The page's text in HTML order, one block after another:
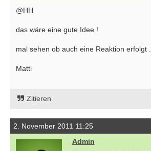
@HH
das wäre eine gute Idee !
mal sehen ob auch eine Reaktion erfolgt
Matti
Zitieren
2. November 2011 11:25
Admin